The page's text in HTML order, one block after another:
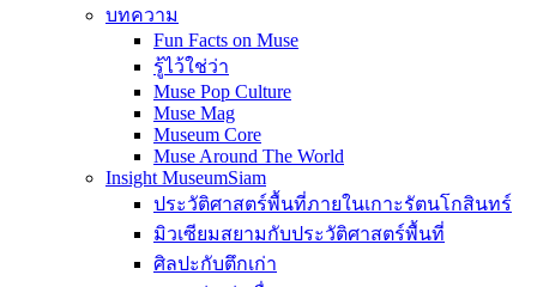
บทความ
Fun Facts on Muse
รู้ไว้ใช่ว่า
Muse Pop Culture
Muse Mag
Museum Core
Muse Around The World
Insight MuseumSiam
ประวัติศาสตร์พื้นที่ภายในเกาะรัตนโกสินทร์
มิวเซียมสยามกับประวัติศาสตร์พื้นที่
ศิลปะกับตึกเก่า